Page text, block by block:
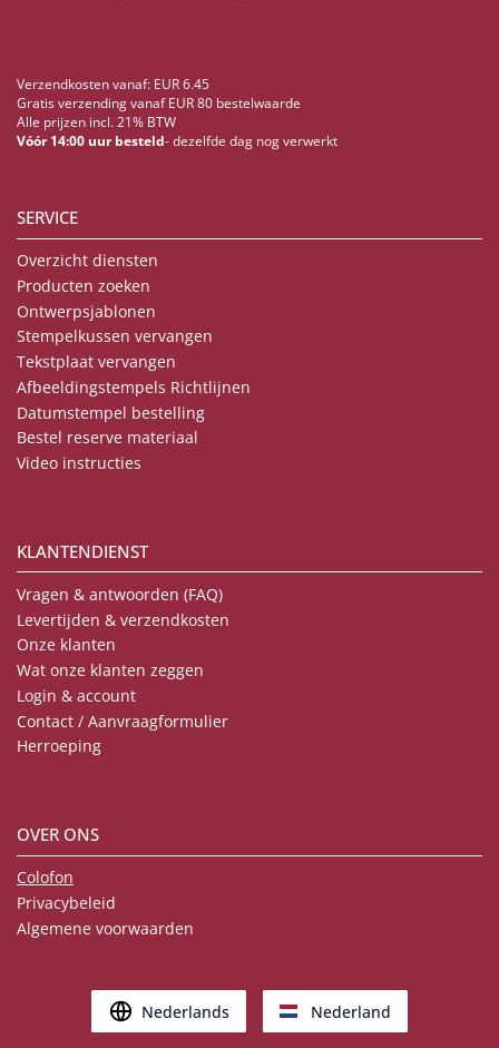
Verzendkosten vanaf: EUR 6.45
Gratis verzending vanaf EUR 80 bestelwaarde
Alle prijzen incl. 21% BTW
Vóór 14:00 uur besteld- dezelfde dag nog verwerkt
SERVICE
Overzicht diensten
Producten zoeken
Ontwerpsjablonen
Stempelkussen vervangen
Tekstplaat vervangen
Afbeeldingstempels Richtlijnen
Datumstempel bestelling
Bestel reserve materiaal
Video instructies
KLANTENDIENST
Vragen & antwoorden (FAQ)
Levertijden & verzendkosten
Onze klanten
Wat onze klanten zeggen
Login & account
Contact / Aanvraagformulier
Herroeping
OVER ONS
Colofon
Privacybeleid
Algemene voorwaarden
Nederlands Nederland